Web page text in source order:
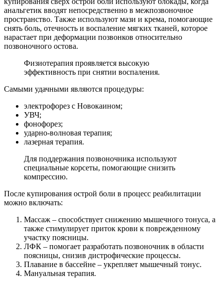
анальгетик вводят непосредственно в межпозвоночное
пространство. Также используют мази и крема, помогающие
снять боль, отечность и воспаление мягких тканей, которое
нарастает при деформации позвонков относительно
позвоночного остова.
Физиотерапия проявляется высокую
эффективность при снятии воспаления.
Самыми удачными являются процедуры:
электрофорез с Новокаином;
УВЧ;
фонофорез;
ударно-волновая терапия;
лазерная терапия.
Для поддержания позвоночника используют
специальные корсеты, помогающие снизить
компрессию.
После купирования острой боли в процесс реабилитации
можно включать:
Массаж – способствует снижению мышечного тонуса, а
также стимулирует приток крови к поврежденному
участку поясницы.
ЛФК – помогает разработать позвоночник в области
поясницы, снизив дистрофические процессы.
Плавание в бассейне – укрепляет мышечный тонус.
Мануальная терапия.